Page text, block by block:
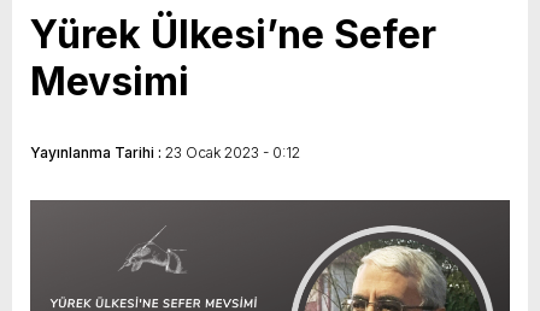
Yürek Ülkesi’ne Sefer
Mevsimi
Yayınlanma Tarihi : 23 Ocak 2023 - 0:12